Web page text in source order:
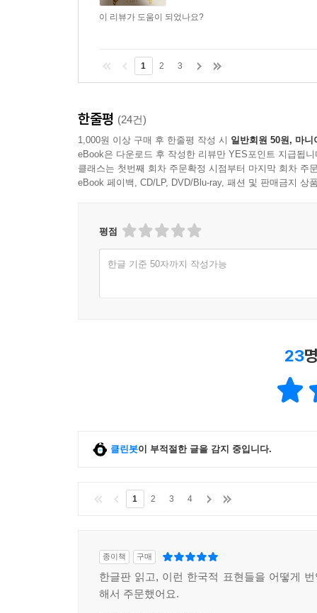
이 리뷰가 도움이 되었나요?
1 2 3
한줄평 (24건)
1,000원 이상 구매 후 한줄평 작성 시 일반회원 50원, 마니
eBook은 다운로드 후 작성한 리뷰만 YES포인트 지급됩니
클래스는 첫번째 회차 주문확정 시점부터 마지막 회차 주
eBook 페이백, CD/LP, DVD/Blu-ray, 패션 및 판매금지 상
평점
한글 기준 50자까지 작성가능
23
클린봇이 부적절한 글을 감지 중입니다.
1 2 3 4
종이책 구매
한글판 읽고, 이런 한국적 표현들을 어떻게
해서 주문했어요.